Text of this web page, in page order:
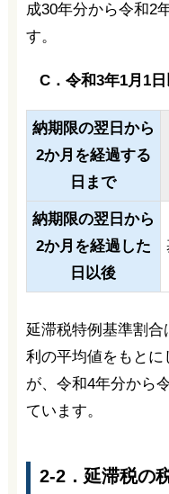
成30年分から令和2
す。
C．令和3年1月1
納期限の翌日から
2か月を経過する
日まで
納期限の翌日から
2か月を経過した
日以後
延滞税特例基準割
利の平均値をもと
が、令和4年分から
ています。
2-2．延滞税の